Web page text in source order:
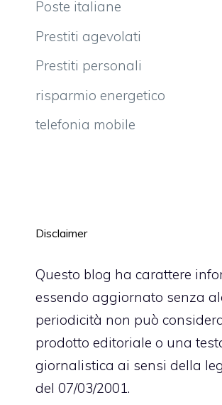
Poste italiane
Prestiti agevolati
Prestiti personali
risparmio energetico
telefonia mobile
Disclaimer
Questo blog ha carattere
essendo aggiornato senza
periodicità non può
prodotto editoriale o una
giornalistica ai sensi della
del 07/03/2001.